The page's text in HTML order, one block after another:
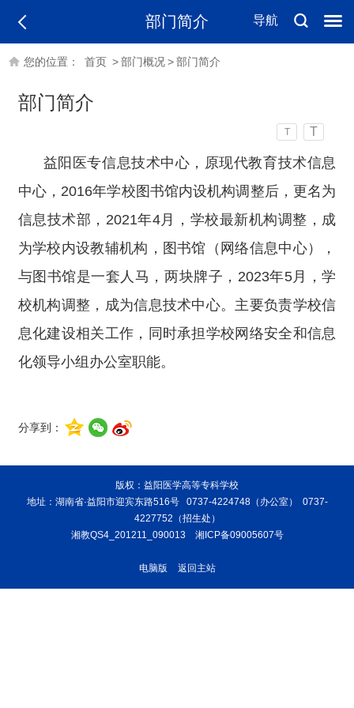
导航
部门简介
您的位置： 首页 >部门概况>部门简介
部门简介
T T
益阳医专信息技术中心，原现代教育技术信息
中心，2016年学校图书馆内设机构调整后，更名为
信息技术部，2021年4月，学校最新机构调整，成
为学校内设教辅机构，图书馆（网络信息中心），
与图书馆是一套人马，两块牌子，2023年5月，学
校机构调整，成为信息技术中心。主要负责学校信
息化建设相关工作，同时承担学校网络安全和信息
化领导小组办公室职能。
分享到：
版权：益阳医学高等专科学校
地址：湖南省·益阳市迎宾东路516号 0737-4224748（办公室） 0737-
4227752（招生处）
湘教QS4_201211_090013 湘ICP备09005607号
电脑版 返回主站